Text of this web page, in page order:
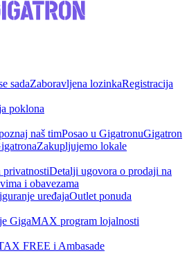
sadaZaboravljena lozinkaRegistracija
poklona
naš timPosao u GigatronuGigatron
Zakupljujemo lokale
privatnostiDetalji ugovora o prodaji na
i obavezama
uređajaOutlet ponuda
GigaMAX program lojalnosti
FREE i Ambasade